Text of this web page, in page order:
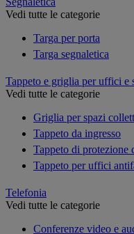
Vedi tutte le categorie
Targa per porta
Targa segnaletica
Tappeto e griglia per uffici e
Vedi tutte le categorie
Griglia per spazi
Tappeto da ingresso
Tappeto di protezione
Tappeto per uffici
Telefonia
Vedi tutte le categorie
Conferenze video e